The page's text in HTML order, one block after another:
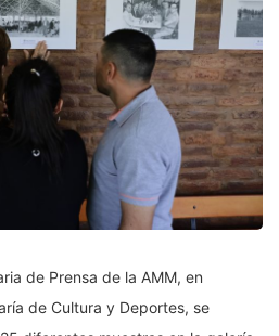
de Prensa de la AMM, en
de Cultura y Deportes, se